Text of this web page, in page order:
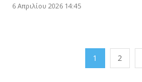
6 Απριλίου 2026 14:45
1 2